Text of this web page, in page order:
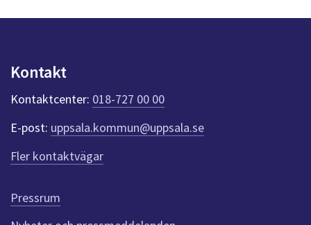
n
k
t
e
r
f
ö
r
e
n
Kontakt
Kontaktcenter: 018-727 00 00
E-post: uppsala.kommun@uppsala.se
Fler kontaktvägar
Pressrum